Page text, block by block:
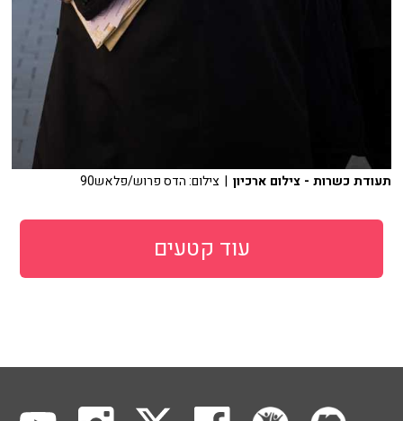
תעודת כשרות - צילום ארכיון | צילום: הדס פרוש/פלאש90
עוד קטעים